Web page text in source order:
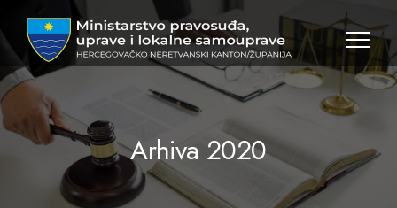
MPULS
HNK
Arhiva 2020